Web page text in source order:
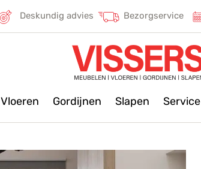
Deskundig advies Bezorgservice
Vloeren Gordijnen Slapen Service